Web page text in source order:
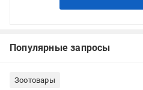
Популярные запросы
Зоотовары